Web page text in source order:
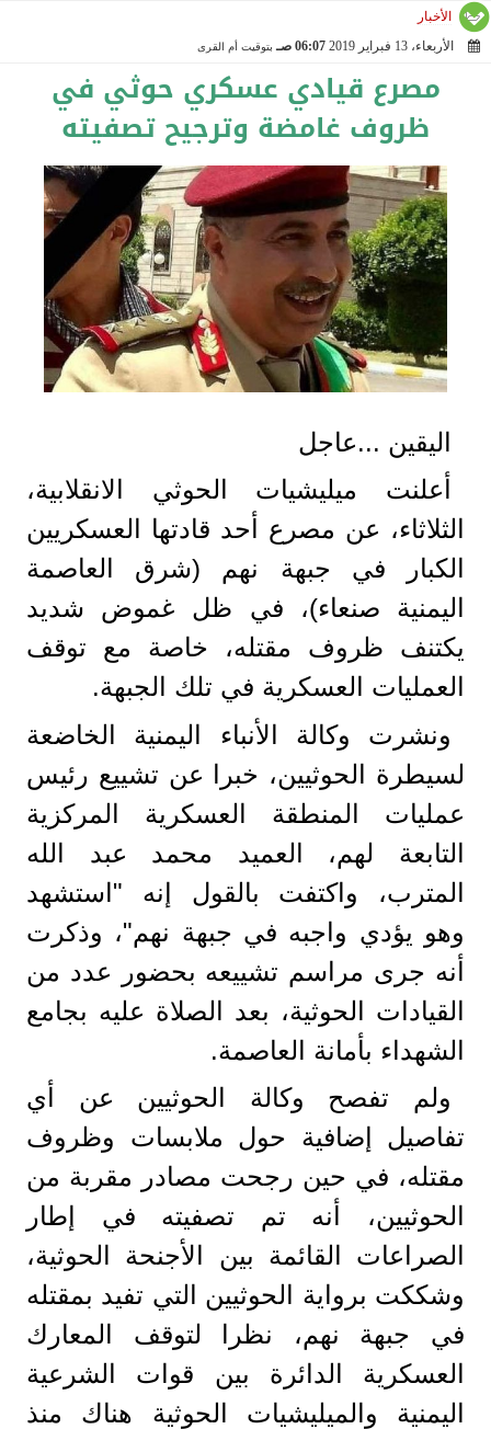
الأخبار
الأربعاء، 13 فبراير 2019
06:07 صـ بتوقيت أم القرى
مصرع قيادي عسكري حوثي في
ظروف غامضة وترجيح تصفيته
اليقين ...عاجل
أعلنت ميليشيات الحوثي الانقلابية،
الثلاثاء، عن مصرع أحد قادتها العسكريين
الكبار في جبهة نهم (شرق العاصمة
اليمنية صنعاء)، في ظل غموض شديد
يكتنف ظروف مقتله، خاصة مع توقف
العمليات العسكرية في تلك الجبهة.
ونشرت وكالة الأنباء اليمنية الخاضعة
لسيطرة الحوثيين، خبرا عن تشييع رئيس
عمليات المنطقة العسكرية المركزية
التابعة لهم، العميد محمد عبد الله
المترب، واكتفت بالقول إنه "استشهد
وهو يؤدي واجبه في جبهة نهم"، وذكرت
أنه جرى مراسم تشييعه بحضور عدد من
القيادات الحوثية، بعد الصلاة عليه بجامع
الشهداء بأمانة العاصمة.
ولم تفصح وكالة الحوثيين عن أي
تفاصيل إضافية حول ملابسات وظروف
مقتله، في حين رجحت مصادر مقربة من
الحوثيين، أنه تم تصفيته في إطار
الصراعات القائمة بين الأجنحة الحوثية،
وشككت برواية الحوثيين التي تفيد بمقتله
في جبهة نهم، نظرا لتوقف المعارك
العسكرية الدائرة بين قوات الشرعية
اليمنية والميليشيات الحوثية هناك منذ